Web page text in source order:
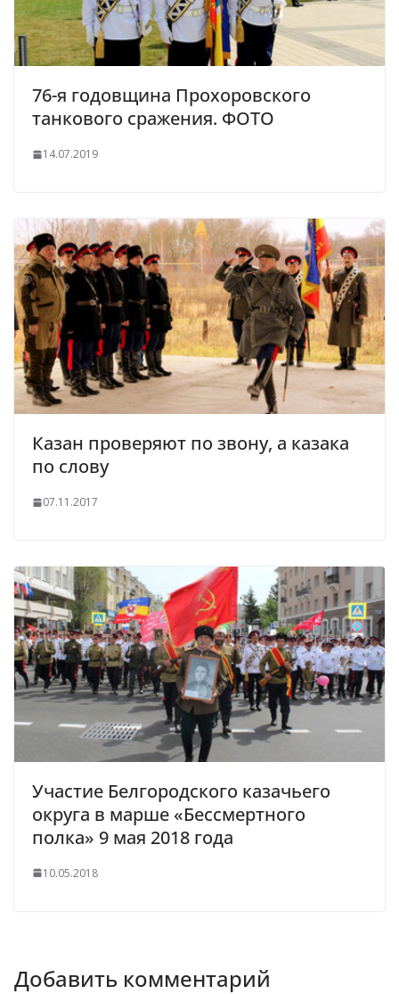
76-я годовщина Прохоровского
танкового сражения. ФОТО
14.07.2019
Казан проверяют по звону, а казака
по слову
07.11.2017
Участие Белгородского казачьего
округа в марше «Бессмертного
полка» 9 мая 2018 года
10.05.2018
Добавить комментарий